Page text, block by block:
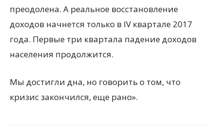
преодолена. А реальное восстановление
доходов начнется только в IV квартале 2017
года. Первые три квартала падение доходов
населения продолжится.
Мы достигли дна, но говорить о том, что
кризис закончился, еще рано».